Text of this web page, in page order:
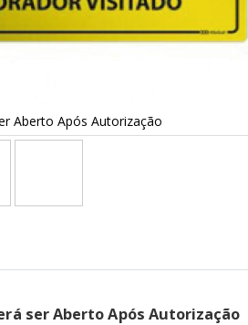
Aberto Após Autorização
ser Aberto Após Autorização